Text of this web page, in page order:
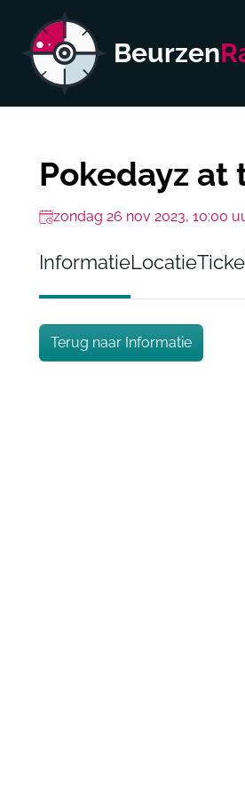
Beurzen
Pokedayz at
zondag 26 nov 2023, 10:00
InformatieLocatie
Terug naar Informatie